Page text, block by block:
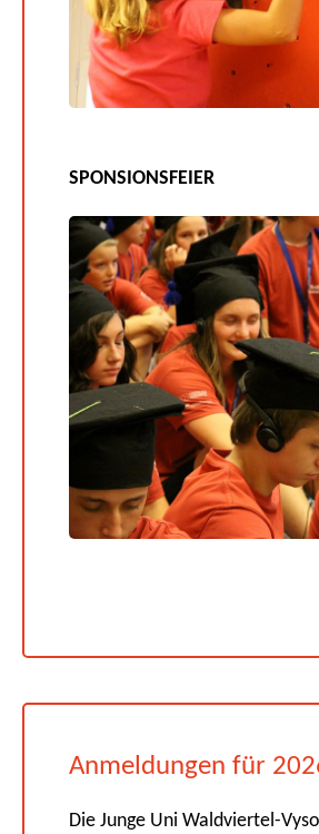
SPONSIONSFEIER
Anmeldungen für
Die Junge Uni Waldviertel-